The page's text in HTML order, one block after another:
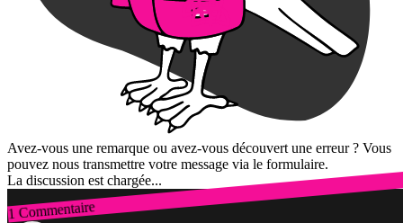
Avez-vous une remarque ou avez-vous découvert une erreur ? Vous
pouvez nous transmettre votre message via le formulaire.
La discussion est chargée...
1 Commentaire
Connexion